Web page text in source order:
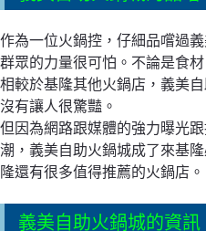
作為一位火鍋控，仔細品嚐過
群眾的力量很可怕。不論是食
相較於基隆其他火鍋店，義美
沒有讓人很驚豔。
但因為網路跟媒體的強力曝光
潮，義美自助火鍋城成了來基
隆還有很多值得推薦的火鍋店。
義美自助火鍋城的資訊